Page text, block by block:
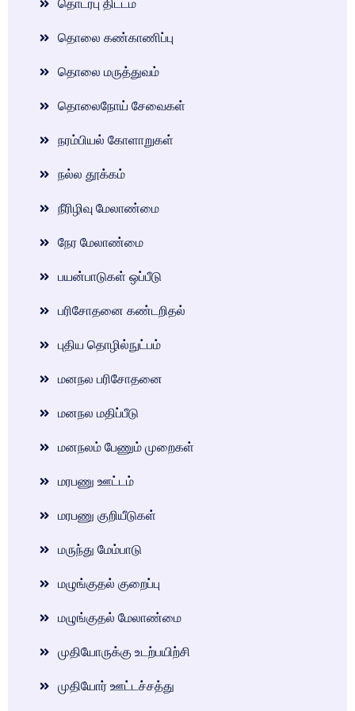
தொடர்பு திட்டம்
தொலை கண்காணிப்பு
தொலை மருத்துவம்
தொலைநோய் சேவைகள்
நரம்பியல் கோளாறுகள்
நல்ல தூக்கம்
நீரிழிவு மேலாண்மை
நேர மேலாண்மை
பயன்பாடுகள் ஒப்பீடு
பரிசோதனை கண்டறிதல்
புதிய தொழில்நுட்பம்
மனநல பரிசோதனை
மனநல மதிப்பீடு
மனநலம் பேணும் முறைகள்
மரபணு ஊட்டம்
மரபணு குறியீடுகள்
மருந்து மேம்பாடு
மழுங்குதல் குறைப்பு
மழுங்குதல் மேலாண்மை
முதியோருக்கு உடற்பயிற்சி
முதியோர் ஊட்டச்சத்து